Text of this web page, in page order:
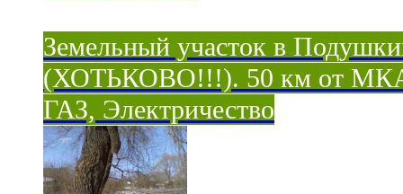
Земельный участок в
(ХОТЬКОВО!!!). 50 км от
ГАЗ, Электричество